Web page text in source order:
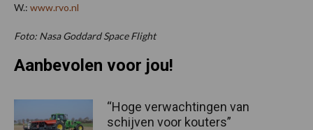
W.: www.rvo.nl
Foto: Nasa Goddard Space Flight
Aanbevolen voor jou!
“Hoge verwachtingen van
schijven voor kouters”